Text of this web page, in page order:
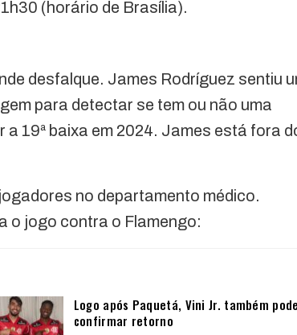
(horário de Brasília).
desfalque. James Rodríguez sentiu
para detectar se tem ou não uma
19ª baixa em 2024. James está fora
no departamento médico.
o jogo contra o Flamengo:
Logo após Paquetá, Vini Jr. também
confirmar retorno